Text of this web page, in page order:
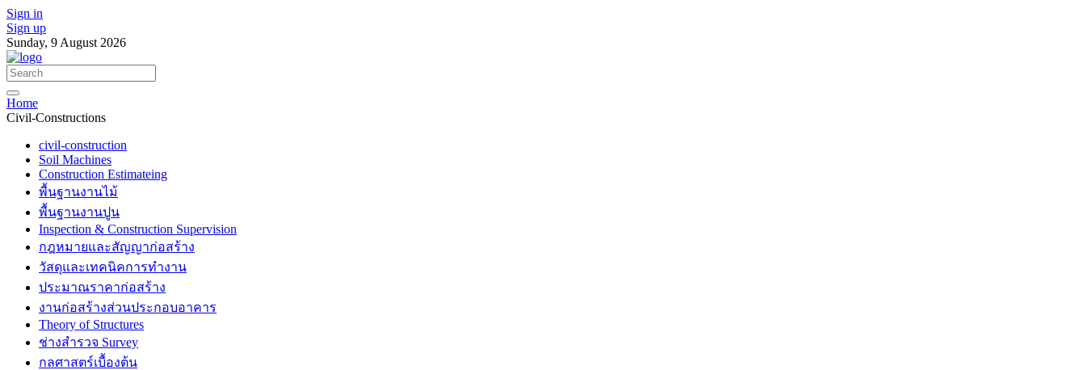
Sign in
Sign up
Sunday, 9 August 2026
Home
Civil-Constructions
civil-construction
Soil Machines
Construction Estimateing
พื้นฐานงานไม้
พื้นฐานงานปูน
Inspection & Construction Supervision
กฎหมายและสัญญาก่อสร้าง
วัสดุและเทคนิคการทำงาน
ประมาณราคาก่อสร้าง
งานก่อสร้างส่วนประกอบอาคาร
Theory of Structures
ช่างสำรวจ Survey
กลศาสตร์เบื้องต้น